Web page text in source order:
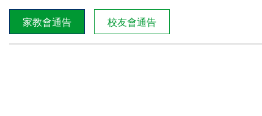
家教會通告 校友會通告